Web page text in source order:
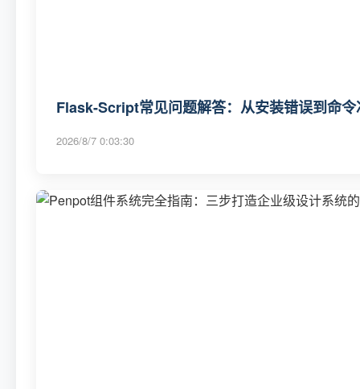
Flask-Script常见问题解答：从安装错误到命
2026/8/7 0:03:30